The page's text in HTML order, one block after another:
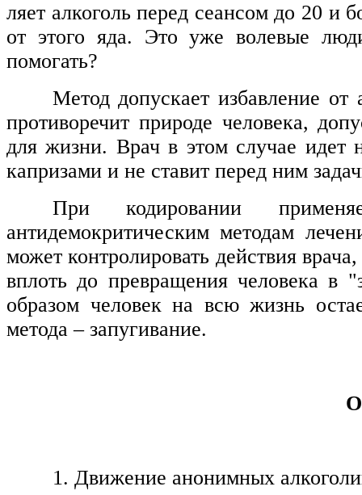
ляет алкоголь перед сеансом до 20 и
от этого яда. Это уже волевые
помогать?
Метод допускает избавление
противоречит природе человека,
для жизни. Врач в этом случае идет
капризами и не ставит перед ним
При кодировании
антидемокритическим методам
может контролировать действия
вплоть до превращения человека в
образом человек на всю жизнь
метода – запугивание.
1. Движение анонимных